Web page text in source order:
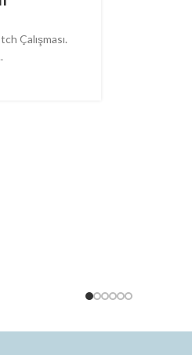
Çalışması.